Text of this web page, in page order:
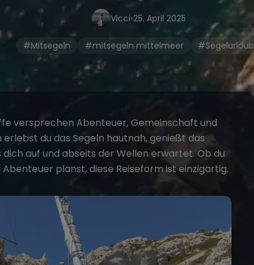
Vicci•25. April 2025
#Mitsegeln #mitsegeln mittelmeer #Segelurlaub
versprechen Abenteuer, Gemeinschaft und
erlebst du das Segeln hautnah, genießt das
auf und abseits der Wellen erwartet. Ob du
planst, diese Reiseform ist einzigartig.